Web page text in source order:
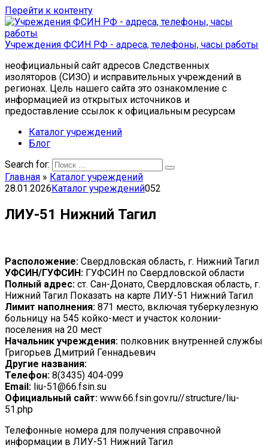
Перейти к контенту
Учреждения ФСИН РФ - адреса, телефоны, часы работы
неофициальный сайт адресов Следственных
изоляторов (СИЗО) и исправительных учреждений в
регионах. Цель нашего сайта это ознакомление с
информацией из открытых источников и
предоставление ссылок к официальным ресурсам
Каталог учреждений
Блог
Search for:
Главная » Каталог учреждений
28.01.2026Каталог учреждений052
ЛИУ-51 Нижний Тагил
Расположение: Свердловская область, г. Нижний Тагил
УФСИН/ГУФСИН: ГУФСИН по Свердловской области
Полный адрес: ст. Сан-Донато, Свердловская область, г.
Нижний Тагил Показать на карте ЛИУ-51 Нижний Тагил
Лимит наполнения: 871 место, включая туберкулезную
больницу на 545 койко-мест и участок колонии-
поселения на 20 мест
Начальник учреждения: полковник внутренней службы
Григорьев Дмитрий Геннадьевич
Другие названия:
Телефон: 8(3435) 404-099
Email: liu-51@66.fsin.su
Официальный сайт: www.66.fsin.gov.ru//structure/liu-
51.php
Телефонные номера для получения справочной
информации в ЛИУ-51 Нижний Тагил